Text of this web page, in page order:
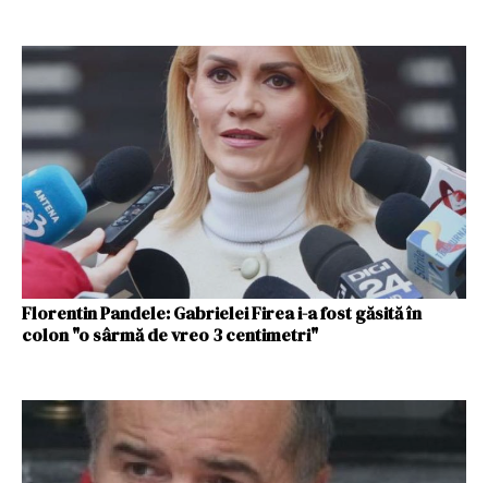
Florentin Pandele: Gabrielei Firea i-a fost găsită în
colon "o sârmă de vreo 3 centimetri"